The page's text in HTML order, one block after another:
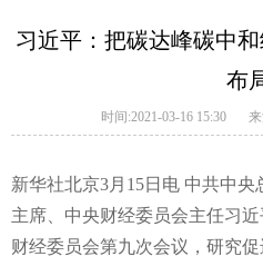
习近平：把碳达峰碳中
布
时间:2021-03-16 15:30
新华社北京3月15日电 中共中
主席、中央财经委员会主任习
财经委员会第九次会议，研究